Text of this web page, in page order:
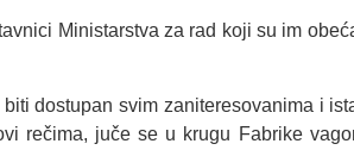
Ministarstva za rad koji su im
dostupan svim zaniteresovanima i
rečima, juče se u krugu Fabrike